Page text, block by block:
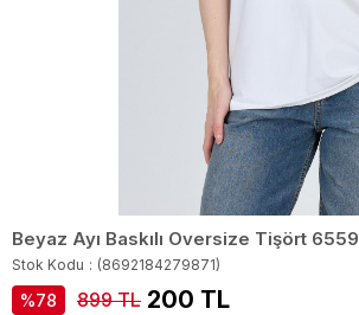
Beyaz Ayı Baskılı Oversize Tişört 6559
Stok Kodu (8692184279871)
78 899 TL 200 TL